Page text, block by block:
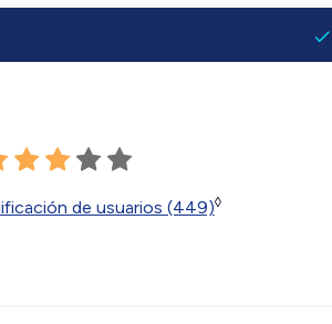
de usuarios (449)◊